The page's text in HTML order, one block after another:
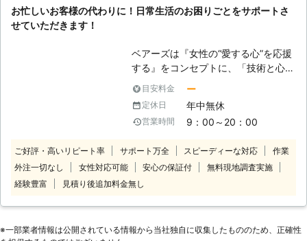
お忙しいお客様の代わりに！日常生活のお困りごとをサポートさ
せていただきます！
ベアーズは『女性の“愛する心”を応援
する』をコンセプトに、「技術と心の
向上に対する教育の徹底」と「感謝と
笑顔」という2つの“こだわり”を企業
理念に掲げ、常に“お客様感動度
120%”を目指しております。 家事代行
ーとして、以下をお約束いたします。
【安全】～登録スタッフ5200人～ ベ
アーズレディは全員直接雇用。 業界
せすることなく細やかで真心を込めた
サービスをご提供します。 【品質】
目安料金 ー
定休日 年中無休
営業時間 9：00～20：00
ご好評・高いリピート率 サポート万全 スピーディーな対応
作業
外注一切なし
女性対応可能 安心の保証付
無料現地調査実施
経験豊富
見積り後追加料金無し
※⼀部業者情報は公開されている情報から当社独⾃に収集したもののため、正確性